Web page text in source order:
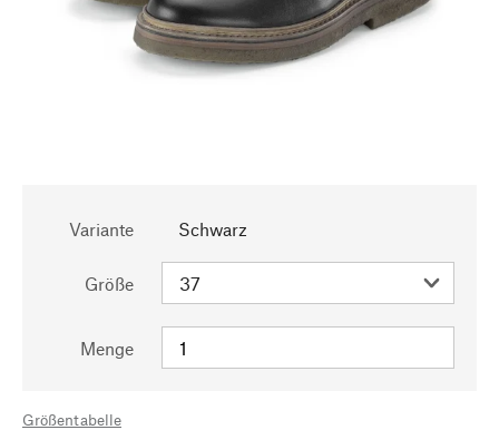
Variante Schwarz
Größe
Menge
Größentabelle